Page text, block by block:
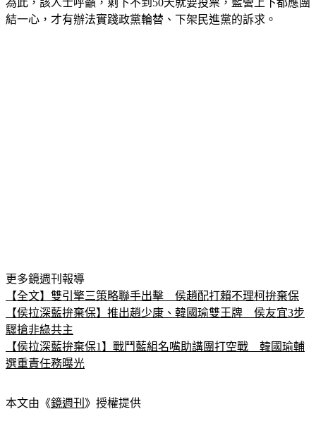
為此，該人士呼籲，剩下不到50天就要投票，藍營上下都應團
結一心，才有辦法實踐政黨輪替、下架民進黨的訴求。
更多鏡週刊報導
【全文】雙引擎三策略聯手出擊　侯趙配打賴不理柯拚棄保
【侯拉深藍拚棄保】推出趙少康、韓國瑜雙王牌　侯友宜3步
驟搶非綠共主
【侯拉深藍拚棄保1】戰鬥藍組名嘴助講團打空戰　韓國瑜輔
選重責任務曝光
本文由《鏡週刊 》授權提供